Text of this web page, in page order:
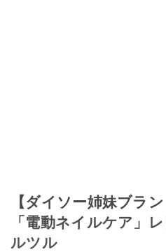
【ダイソー姉妹ブラ
「電動ネイルケア」
ルツル